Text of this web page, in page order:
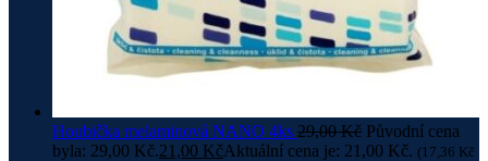
Houbička melaminová NANO 4ks 29,00Kč Původní cena
byla: 29,00 Kč.21,00 KčAktuální cena je: 21,00 Kč. (17,36 Kč